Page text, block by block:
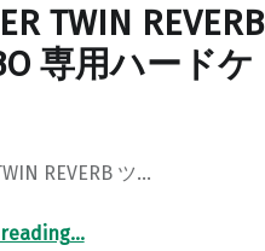
TWIN REVERB
専用ハードケ
REVERB ツ…
“FENDER TWIN REVERB COMBO 専用ハードケース”
…